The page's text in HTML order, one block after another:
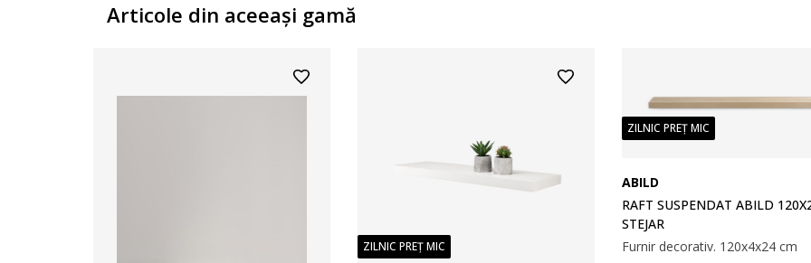
Articole din aceeaşi gamă
ZILNIC PREȚ MIC
ZILNIC PREȚ MIC
ABILD
RAFT SUSPENDAT ABILD
STEJAR
Furnir decorativ. 120x4x24 cm